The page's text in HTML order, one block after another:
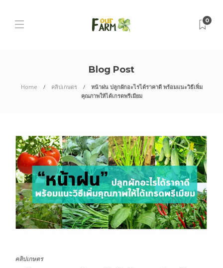
0
Blog Post
Home คลิปเกษตร
หน้าฝน ปลูกผักอะไรได้ราคาดี พร้อมแนะวิธีเพิ่ม
คุณภาพให้ได้เกรดพรีเมียม
คลิปเกษตร